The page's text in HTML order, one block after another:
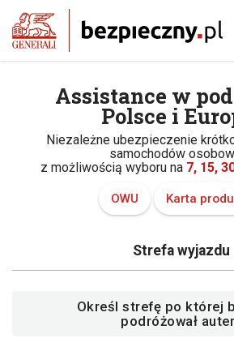
Assistance w
Polsce i
Niezależne ubezpieczenie
samochodów
z możliwością wyboru na 7, 15,
OWU Karta
Strefa wyjazdu
Określ strefę po której
podróżował